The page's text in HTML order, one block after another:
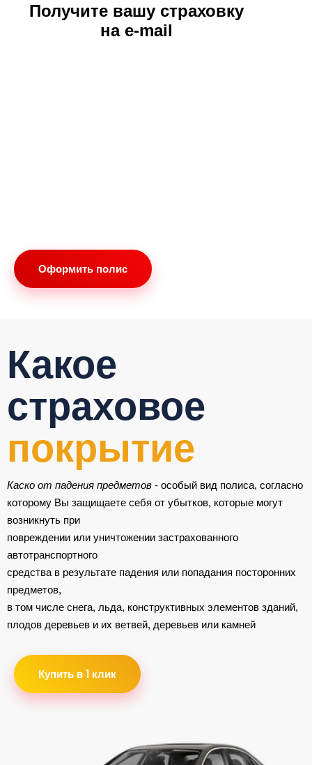
Получите вашу страховку
на e-mail
Оформить полис
Какое
страховое
покрытие
Каско от падения предметов - особый вид полиса, согласно
которому Вы защищаете себя от убытков, которые могут
возникнуть при
повреждении или уничтожении застрахованного
автотранспортного
средства в результате падения или попадания посторонних
предметов,
в том числе снега, льда, конструктивных элементов зданий,
плодов деревьев и их ветвей, деревьев или камней
Купить в 1 клик